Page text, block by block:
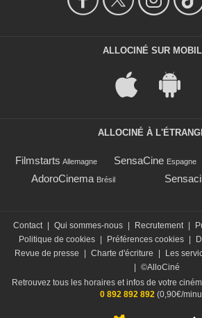
ALLOCINÉ SUR
ALLOCINÉ À
Filmstarts Allemagne SensaCine Espagne
AdoroCinema Brésil
Contact Qui sommes-nous Recrutement
Politique de cookies
Préférences cookies
Revue de presse
Charte d'écriture Les
©AlloCiné
Retrouvez tous les horaires et infos de votre
0 892 892 892(0,90€/